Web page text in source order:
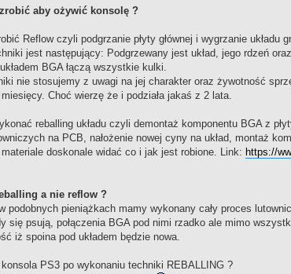
aby ożywić konsolę ?
Reflow czyli podgrzanie płyty głównej i wygrzanie układu
jest następujący: Podgrzewany jest układ, jego rdzeń
BGA łączą wszystkie kulki.
nie stosujemy z uwagi na jej charakter oraz żywotność
miesięcy. Choć wierzę że i podziała jakaś z 2 lata.
reballing układu czyli demontaż komponentu BGA z
na PCB, nałożenie nowej cyny na układ, montaż
doskonale widać co i jak jest robione. Link: https://
a nie reflow ?
podobnych pieniążkach mamy wykonany cały proces
się psują, połączenia BGA pod nimi rzadko ale mimo
iż spoina pod układem będzie nowa.
konsola PS3 po wykonaniu techniki REBALLING ?